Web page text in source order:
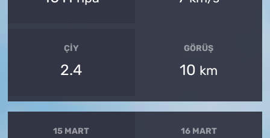
ÇIY
2.4
GÖRÜŞ
10 km
15 MART 16 MART